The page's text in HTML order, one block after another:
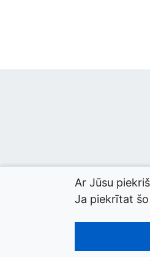
© 2026
Ar Jūsu
Ja piekrītat